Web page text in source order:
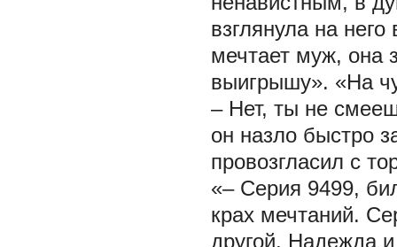
взглянула на
мечтает муж, она
выигрышу». «На
– Нет, ты не
он назло быстро
провозгласил с
«– Серия 9499,
крах мечтаний.
другой. Надежда